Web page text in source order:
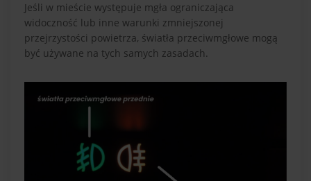
Jeśli w mieście występuje mgła ograniczająca
widoczność lub inne warunki zmniejszonej
przejrzystości powietrza, światła przeciwmgłowe mogą
być używane na tych samych zasadach.